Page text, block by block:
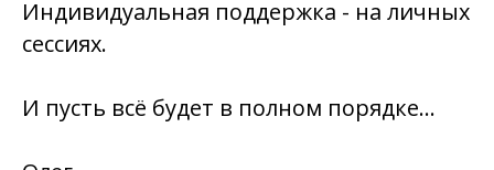
Индивидуальная поддержка - на личных
сессиях.
И пусть всё будет в полном порядке...